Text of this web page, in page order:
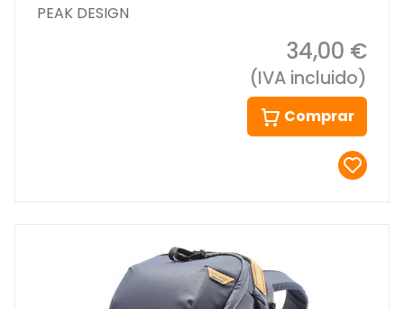
PEAK DESIGN
34,00 €
(IVA incluido)
Comprar